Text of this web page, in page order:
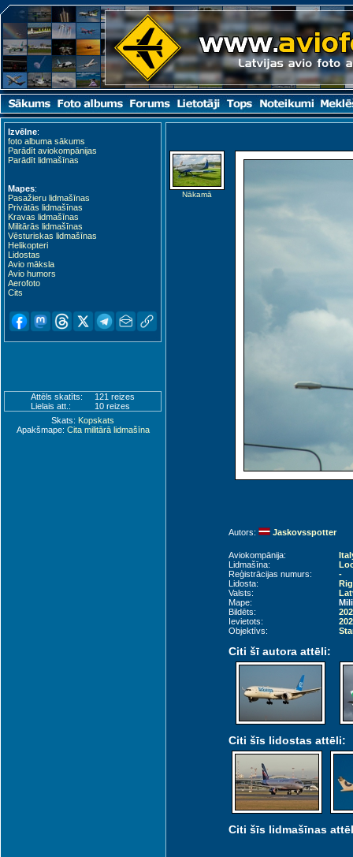
Izvēlne:
foto albuma sākums
Parādīt aviokompānijas
Parādīt lidmašīnas
Mapes:
Pasažieru lidmašīnas
Privātās lidmašīnas
Kravas lidmašīnas
Militārās lidmašīnas
Vēsturiskas lidmašīnas
Helikopteri
Lidostas
Avio māksla
Avio humors
Aerofoto
Cits
Attēls skatīts:
121 reizes
Lielais att.:
10 reizes
Skats: Kopskats
Apakšmape: Cita militārā lidmašīna
Nākamā
Autors: Jaskovsspotter
Aviokompānija:
Lidmašīna:
Reģistrācijas numurs:
-
Lidosta:
Valsts:
Mape:
Bildēts:
Ievietots:
Objektīvs:
Citi šī autora attēli:
Citi šīs lidostas attēli:
Citi šīs lidmašīnas